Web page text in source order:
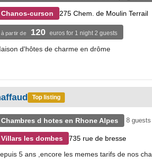
Chanos-curson 275 Chem. de Moulin Terrail
à partir de 120 euros for 1 night 2 guests
d'hôtes de charme en drôme
Top listing
Chambres d hotes en Rhone Alpes 8 guests
Villars les dombes 735 rue de bresse
5 ans ,encore les memes tarifs de nos